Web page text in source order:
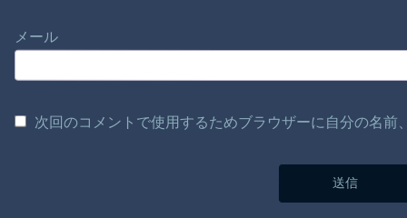
メール
次回のコメントで使用するためブラウザーに自分の名